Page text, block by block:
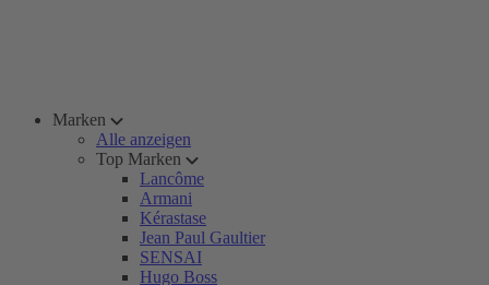
Marken
Alle anzeigen
Top Marken
Lancôme
Armani
Kérastase
Jean Paul Gaultier
SENSAI
Hugo Boss